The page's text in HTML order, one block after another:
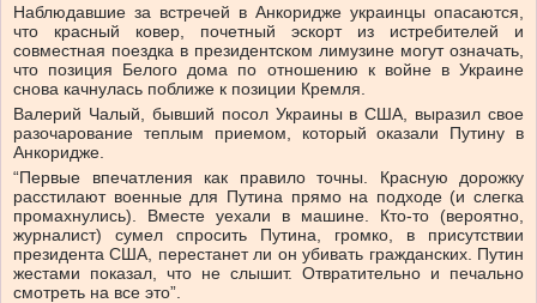
Наблюдавшие за встречей в Анкоридже украинцы опасаются,
что красный ковер, почетный эскорт из истребителей и
совместная поездка в президентском лимузине могут означать,
что позиция Белого дома по отношению к войне в Украине
снова качнулась поближе к позиции Кремля.
Валерий Чалый, бывший посол Украины в США, выразил свое
разочарование теплым приемом, который оказали Путину в
Анкоридже.
“Первые впечатления как правило точны. Красную дорожку
расстилают военные для Путина прямо на подходе (и слегка
промахнулись). Вместе уехали в машине. Кто-то (вероятно,
журналист) сумел спросить Путина, громко, в присутствии
президента США, перестанет ли он убивать гражданских. Путин
жестами показал, что не слышит. Отвратительно и печально
смотреть на все это”.